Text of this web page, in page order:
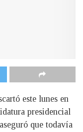
este lunes en
presidencial
que todavía